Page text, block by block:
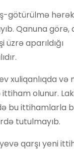
götürülmə
Qanuna görə,
üzrə aparıldığı
xuliqanlıqda
olunur.
bu ittihamlarla
tutulmayıb.
qarşı yeni